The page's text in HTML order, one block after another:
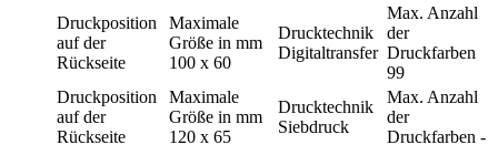
Druckposition
auf der
Rückseite
Maximale
Größe in mm
100 x 60
Drucktechnik
Digitaltransfer
Max. Anzahl
der
Druckfarben
99
Druckposition
auf der
Rückseite
Maximale
Größe in mm
120 x 65
Drucktechnik
Siebdruck
Max. Anzahl
der
Druckfarben -